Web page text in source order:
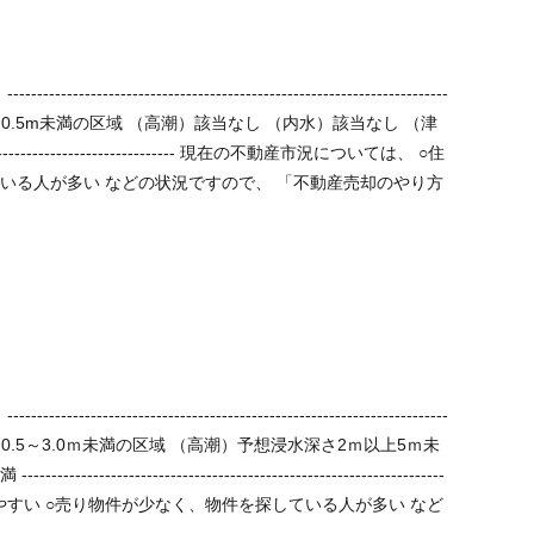
動産売却のやり方